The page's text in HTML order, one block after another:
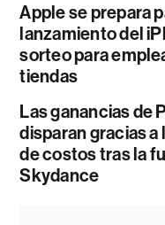
Apple se prepara
lanzamiento del
sorteo para
tiendas
Las ganancias de
disparan gracias
de costos tras la
Skydance